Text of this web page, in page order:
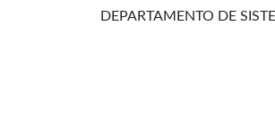
DEPARTAMENTO DE